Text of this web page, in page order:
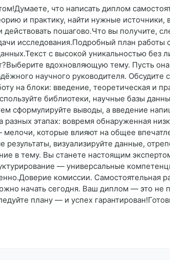
что написать диплом
и практику, найти нужные источники,
пошагово.Что вы получите,
исследования.Подробный план работы
с высокой уникальностью без
вдохновляющую тему. Пусть она
научного руководителя. Обсудите
на блоки: введение, теоретическая и
библиотеки, научные базы
сформулируйте выводы, а введение
этапах: вовремя обнаруженная
которые влияют на общее
визуализируйте данные,
в тему. Вы станете настоящим
— универсальные
комиссии. Самостоятельная
начать сегодня. Ваш диплом — это не
плану — и успех